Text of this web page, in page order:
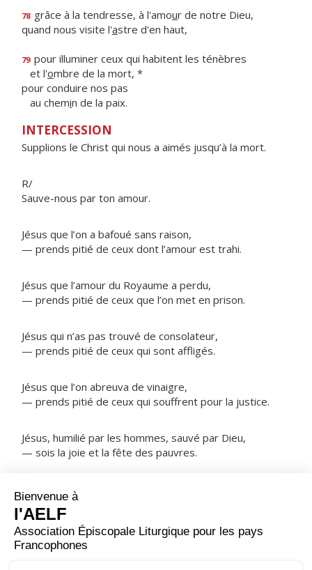
78 grâce à la tendresse, à l'amour de notre Dieu,
quand nous visite l'astre d'en haut,
79 pour illuminer ceux qui habitent les ténèbres
et l'ombre de la mort, *
pour conduire nos pas
au chemin de la paix.
INTERCESSION
Supplions le Christ qui nous a aimés jusqu’à la mort.
R/
Sauve-nous par ton amour.
Jésus que l’on a bafoué sans raison,
— prends pitié de ceux dont l’amour est trahi.
Jésus que l’amour du Royaume a perdu,
— prends pitié de ceux que l’on met en prison.
Jésus qui n’as pas trouvé de consolateur,
— prends pitié de ceux qui sont affligés.
Jésus que l’on abreuva de vinaigre,
— prends pitié de ceux qui souffrent pour la justice.
Jésus, humilié par les hommes, sauvé par Dieu,
— sois la joie et la fête des pauvres.
NOTRE PÈRE
ORAISON
Dieu tout-puissant, nous t’en supplions : quand nous